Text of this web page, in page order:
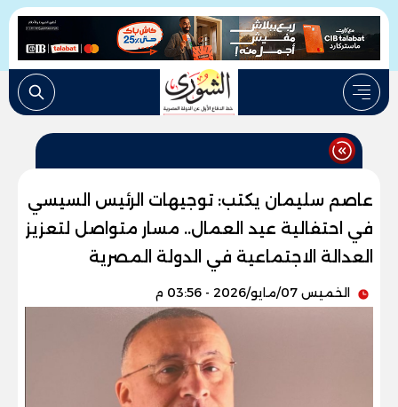
عاصم سليمان يكتب: توجيهات الرئيس السيسي
في احتفالية عيد العمال.. مسار متواصل لتعزيز
العدالة الاجتماعية في الدولة المصرية
الخميس 07/مايو/2026 - 03:56 م